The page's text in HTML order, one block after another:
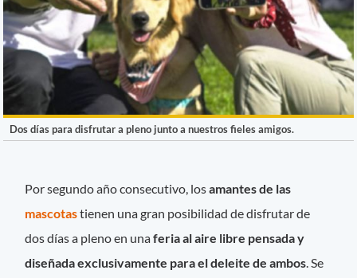
Dos días para disfrutar a pleno junto a nuestros fieles amigos.
Por segundo año consecutivo, losamantes de las
mascotastienen una gran posibilidad de disfrutar de
dos días a pleno en unaferia al aire libre pensada y
diseñada exclusivamente para el deleite de ambos . Se